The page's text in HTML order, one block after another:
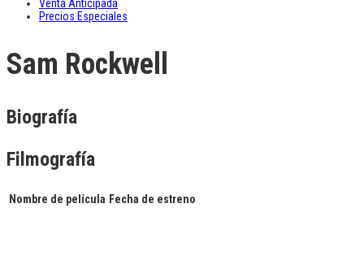
Venta Anticipada
Precios Especiales
Sam Rockwell
Biografía
Filmografía
Nombre de película Fecha de estreno